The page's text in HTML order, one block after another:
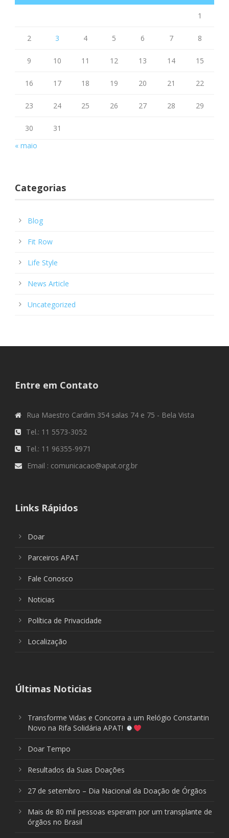
1
2 3 4 5 6 7 8
9 10 11 12 13 14 15
16 17 18 19 20 21 22
23 24 25 26 27 28 29
30
31
« maio
Categorias
Blog
Fit Row
Life Style
News Article
Uncategorized
Entre em Contato
Rua Maestro Cardim 354 salas 74 e 75 - Bela Vista
Tel.: 11 5573-3052
Tel.: 11 96355-9971
Email : comunicacao@apat.org.br
Links Rápidos
Doar
Parceiros APAT
Fale Conosco
Noticias
Política de Privacidade
Localização
Últimas Noticias
Transforme Vidas e Concorra a um Relógio Constantin
Novo na Rifa Solidária APAT!
Doar Tempo
Resultados da Suas Doações
27 de setembro – Dia Nacional da Doação de Órgãos
Mais de 80 mil pessoas esperam por um transplante de
órgãos no Brasil